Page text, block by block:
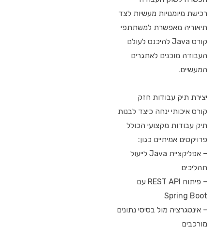
רכישת מיומנויות מעשיות לצד
תיאוריה מאפשרת למשתתפי
קורס Java להיכנס לעולם
העבודה מוכנים לאתגרים
המעשיים.
יצירת תיק עבודות חזק
קורס איכותי ינחה כיצד לבנות
תיק עבודות מקצועי הכולל
פרויקטים אמיתיים כגון:
– אפליקציית Java לייעול
תהליכים
– פיתוח REST API עם
Spring Boot
– אינטגרציה מול בסיסי נתונים
מורכבים